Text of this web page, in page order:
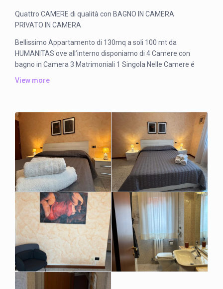
Quattro CAMERE di qualità con BAGNO IN CAMERA
PRIVATO IN CAMERA
Bellissimo Appartamento di 130mq a soli 100 mt da
HUMANITAS ove all’interno disponiamo di 4 Camere con
bagno in Camera 3 Matrimoniali 1 Singola Nelle Camere é
gratuito in tutta la struttura
BNBHUMANA e’ situato a soli 150 mt. dalla Clinica
Humanitas di Rozzano e da Humanitas University, inoltre, a
pochi minuti dal Mediolanum Forum di Assago, Centro
direzionale Milanofiori e Golf di Tolcinasco. Nelle vicinanze il
Centro Commerciale Fiordaliso, il cinema multisala The
Space, Ristoranti e Pizzerie raggiungibili comodamente a
piedi. Il centro storico di Milano, Piazza del Duomo, il
Castello Sforzesco e il quadrilatero della moda distano solo
10 km
COME RAGGIUNGERE BNBHUMANA
Dalla stazione centrale: prendere la Metro (linea verde) fino
al capolinea di Abbiategrasso (Piazza Abbiategrasso). Poi
View more